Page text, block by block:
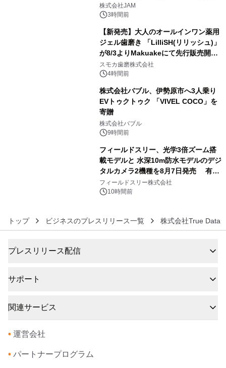
GR 4車種の FUNBOO(ミニカー)付き
メニューが展開されます
株式会社JAM
3時間前
【新発売】大人のオールインワン薬用
ジェル歯磨き 「LilliSH(リリッシュ)」
が8/3よりMakuakeにて先行販売開
始！
スモカ歯磨株式会社
4時間前
株式会社バブル、伊勢原市へ3人乗り
EVトゥクトゥク 「VIVEL COCO」を
寄贈
株式会社バブル
9時間前
フィールドスリー、光学3倍ズーム搭
載モデルと 水深10m防水モデルのデジ
タルカメラ2機種を8月7日発売 有効
約1300万画素、用途別に選べるコンデ
ジ新登場
フィールドスリー株式会社
10時間前
トップ ビジネスのプレスリリース一覧 株式会社True Data
プレスリリース配信
サポート
関連サービス
• 運営会社
• パートナープログラム